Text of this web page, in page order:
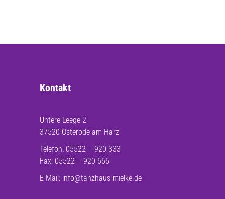
Kontakt
Untere Leege 2
37520 Osterode am Harz
Telefon: 05522 – 920 333
Fax: 05522 – 920 666
E-Mail: info@tanzhaus-mielke.de